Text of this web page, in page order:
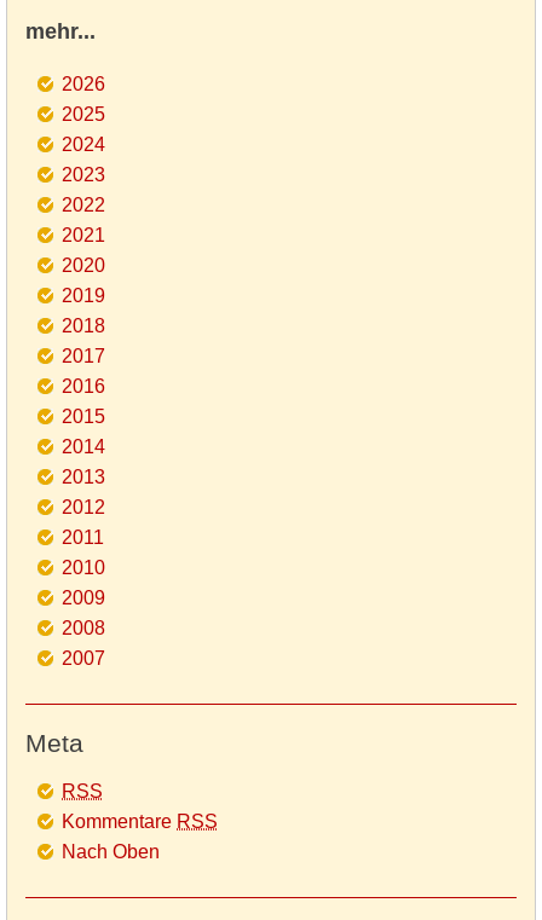
mehr...
2026
2025
2024
2023
2022
2021
2020
2019
2018
2017
2016
2015
2014
2013
2012
2011
2010
2009
2008
2007
Meta
RSS
Kommentare RSS
Nach Oben